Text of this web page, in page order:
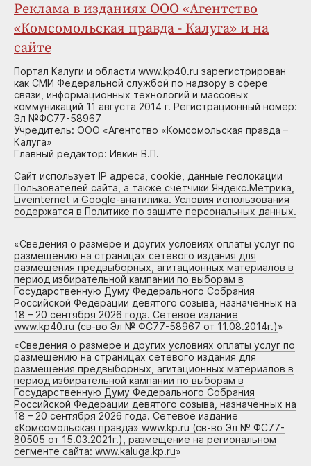
Реклама в изданиях ООО «Агентство
«Комсомольская правда - Калуга» и на
сайте
Портал Калуги и области www.kp40.ru зарегистрирован
как СМИ Федеральной службой по надзору в сфере
связи, информационных технологий и массовых
коммуникаций 11 августа 2014 г. Регистрационный номер:
Эл №ФС77-58967
Учредитель: ООО «Агентство «Комсомольская правда –
Калуга»
Главный редактор: Ивкин В.П.
Сайт использует IP адреса, cookie, данные геолокации
Пользователей сайта, а также счетчики Яндекс.Метрика,
Liveinternet и Google-анатилика. Условия использования
содержатся в Политике по защите персональных данных.
«Сведения о размере и других условиях оплаты услуг по
размещению на страницах сетевого издания для
размещения предвыборных, агитационных материалов в
период избирательной кампании по выборам в
Государственную Думу Федерального Собрания
Российской Федерации девятого созыва, назначенных на
18 – 20 сентября 2026 года. Сетевое издание
www.kp40.ru (св-во Эл № ФС77-58967 от 11.08.2014г.)»
«Сведения о размере и других условиях оплаты услуг по
размещению на страницах сетевого издания для
размещения предвыборных, агитационных материалов в
период избирательной кампании по выборам в
Государственную Думу Федерального Собрания
Российской Федерации девятого созыва, назначенных на
18 – 20 сентября 2026 года. Сетевое издание
«Комсомольская правда» www.kp.ru (св-во Эл № ФС77-
80505 от 15.03.2021г.), размещение на региональном
сегменте сайта: www.kaluga.kp.ru»